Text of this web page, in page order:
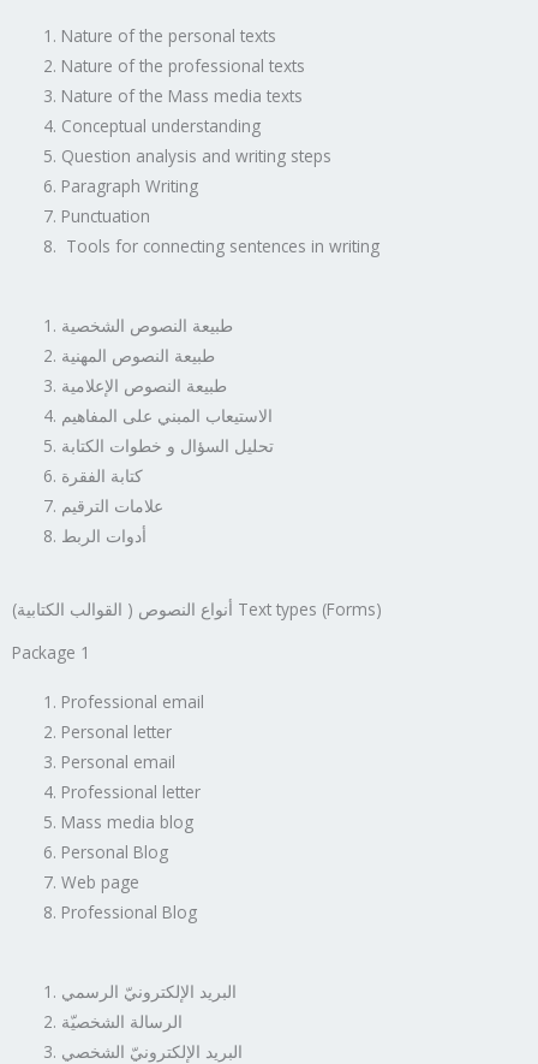
Nature of the personal texts
Nature of the professional texts
Nature of the Mass media texts
Conceptual understanding
Question analysis and writing steps
Paragraph Writing
Punctuation
Tools for connecting sentences in writing
طبيعة النصوص الشخصية
طبيعة النصوص المهنية
طبيعة النصوص الإعلامية
الاستيعاب المبني على المفاهيم
تحليل السؤال و خطوات الكتابة
كتابة الفقرة
علامات الترقيم
أدوات الربط
أنواع النصوص ( القوالب الكتابية) Text types (Forms)
Package 1
Professional email
Personal letter
Personal email
Professional letter
Mass media blog
Personal Blog
Web page
Professional Blog
البريد الإلكترونيّ الرسمي
الرسالة الشخصيّة
البريد الإلكترونيّ الشخصي